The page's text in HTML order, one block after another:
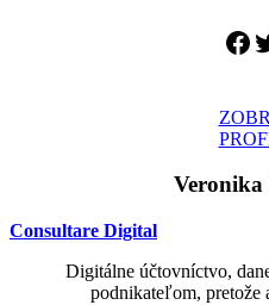
Consultare Digital
Digitálne účtovníctvo,
podnikateľom, pretože